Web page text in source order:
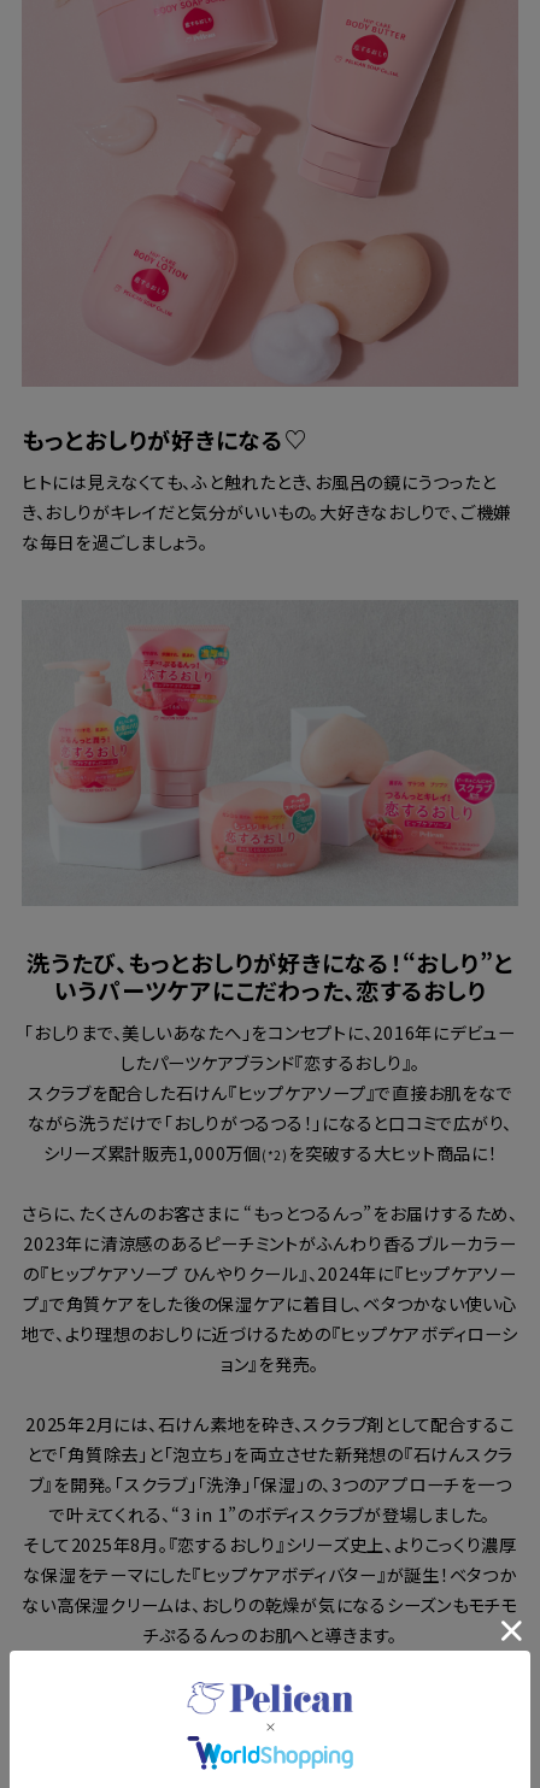
もっとおしりが好きになる♡
ヒトには見えなくても、ふと触れたとき、お風呂の鏡にうつったと
き、おしりがキレイだと気分がいいもの。大好きなおしりで、ご機嫌
な毎日を過ごしましょう。
洗うたび、もっとおしりが好きになる！“おしり”と
いうパーツケアにこだわった、恋するおしり
「おしりまで、美しいあなたへ」をコンセプトに、2016年にデビュー
したパーツケアブランド『恋するおしり』。
スクラブを配合した石けん『ヒップケアソープ』で直接お肌をなで
ながら洗うだけで「おしりがつるつる！」になると口コミで広がり、
シリーズ累計販売1,000万個(*2) を突破する大ヒット商品に！
さらに、たくさんのお客さまに “もっとつるんっ”をお届けするため、
2023年に清涼感のあるピーチミントがふんわり香るブルーカラー
の『ヒップケアソープ ひんやりクール』、2024年に『ヒップケアソー
プ』で角質ケアをした後の保湿ケアに着目し、ベタつかない使い心
地で、より理想のおしりに近づけるための『ヒップケアボディローシ
ョン』を発売。
2025年2月には、石けん素地を砕き、スクラブ剤として配合するこ
とで「角質除去」と「泡立ち」を両立させた新発想の『石けんスクラ
ブ』を開発。「スクラブ」「洗浄」「保湿」の、3つのアプローチを一つ
で叶えてくれる、“3 in 1”のボディスクラブが登場しました。
そして2025年8月。『恋するおしり』シリーズ史上、よりこっくり濃厚
な保湿をテーマにした『ヒップケアボディバター』が誕生！ベタつか
ない高保湿クリームは、おしりの乾燥が気になるシーズンもモチモ
チぷるるんっのお肌へと導きます。
これからも『恋するおしり』シリーズは、さまざまな“おしり”の悩み
に寄り添っていきます。